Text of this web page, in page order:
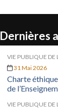
Dernières
VIE PUBLIQUE DE
31 Mai 2026
Charte
de
VIE PUBLIQUE DE